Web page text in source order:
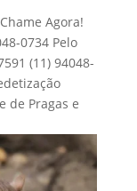
Agora!
0734 Pelo
(11) 94048-
de Pragas e